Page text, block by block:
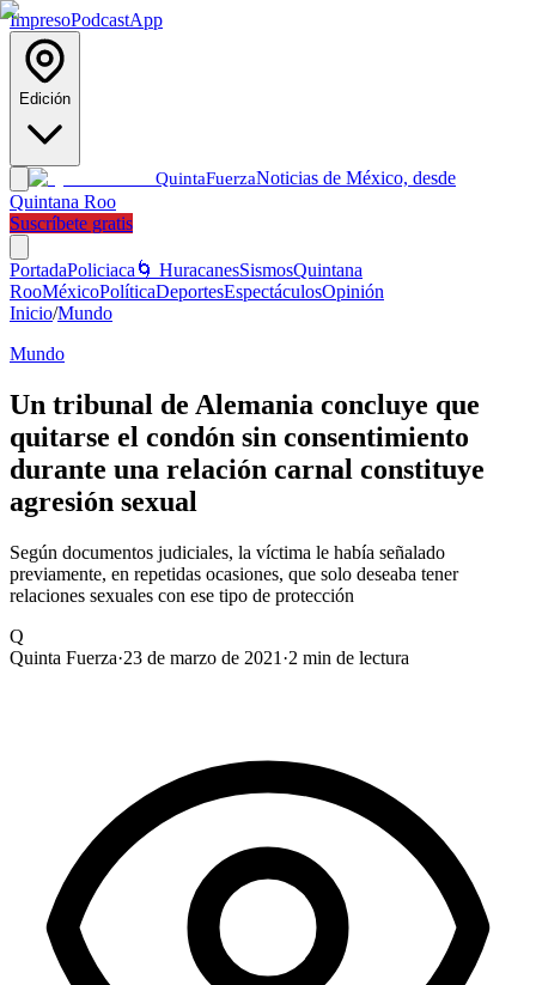
ImpresoPodcastApp
Edición
QuintaFuerzaNoticias de México, desde
Quintana Roo
Suscríbete gratis
PortadaPoliciaca 🌀 HuracanesSismosQuintana
RooMéxicoPolíticaDeportesEspectáculosOpinión
Inicio/Mundo
Mundo
Un tribunal de Alemania concluye que
quitarse el condón sin consentimiento
durante una relación carnal constituye
agresión sexual
Según documentos judiciales, la víctima le había señalado
previamente, en repetidas ocasiones, que solo deseaba tener
relaciones sexuales con ese tipo de protección
Q
Quinta Fuerza·23 de marzo de 2021 ·2 min de lectura